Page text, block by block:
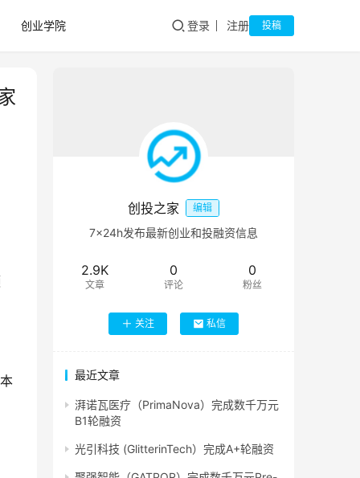
创业学院 登录 注册 投稿
创投之家 编辑
7×24h发布最新创业和投融资信息
2.9K
文章
0
评论
0
粉丝
关注 私信
最近文章
湃诺瓦医疗（PrimaNova）完成数千万元
B1轮融资
光引科技 (GlitterinTech）完成A+轮融资